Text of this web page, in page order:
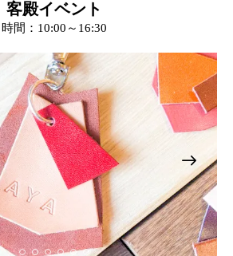
客殿イベント
時間：10:00～16:30